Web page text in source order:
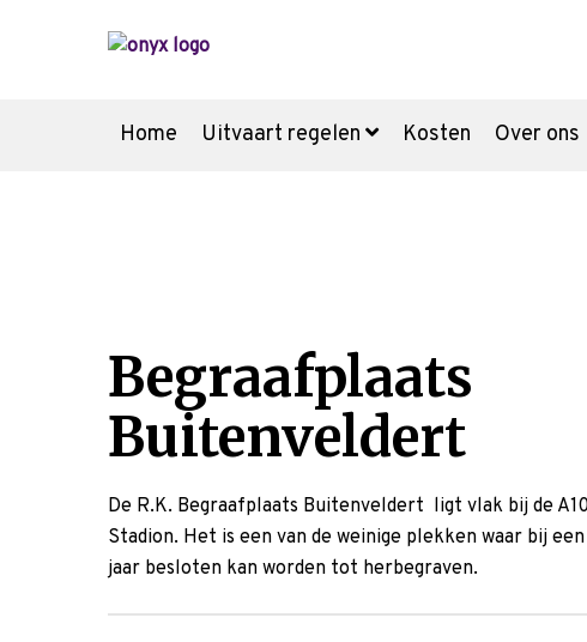
Home Uitvaart regelen Kosten Over ons
Begraafplaats
Buitenveldert
De R.K. Begraafplaats Buitenveldert ligt vlak bij de
Stadion. Het is een van de weinige plekken waar bij
jaar besloten kan worden tot herbegraven.
Wensenboekje